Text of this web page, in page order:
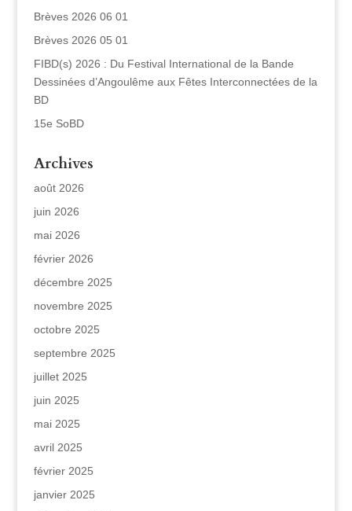
Brèves 2026 06 01
Brèves 2026 05 01
FIBD(s) 2026 : Du Festival International de la Bande
Dessinées d’Angoulême aux Fêtes Interconnectées de la
BD
15e SoBD
Archives
août 2026
juin 2026
mai 2026
février 2026
décembre 2025
novembre 2025
octobre 2025
septembre 2025
juillet 2025
juin 2025
mai 2025
avril 2025
février 2025
janvier 2025